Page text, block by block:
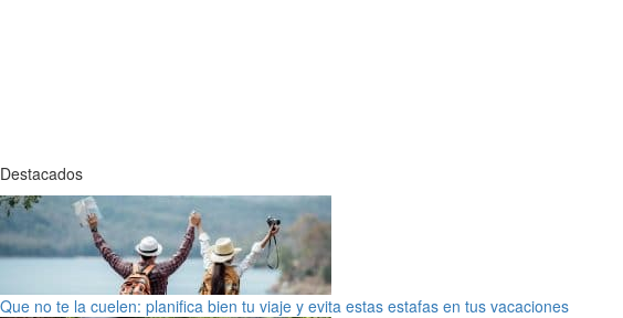
Destacados
Que no te la cuelen: planifica bien tu viaje y evita estas estafas en tus vacaciones